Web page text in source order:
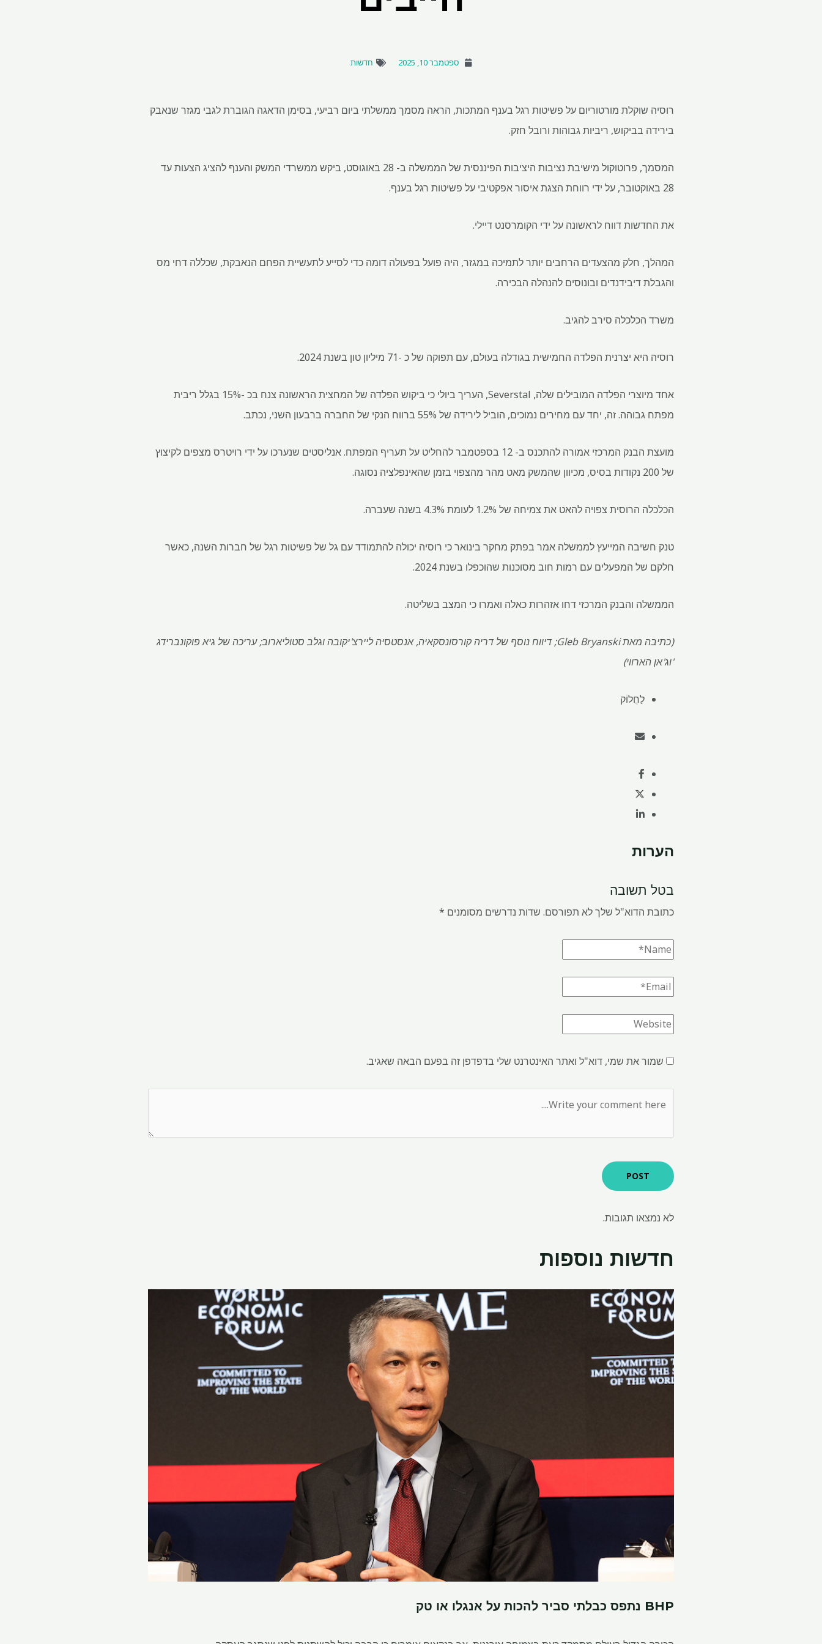
ספטמבר 10, 2025 חדשות
רוסיה שוקלת מורטוריום על פשיטות רגל בענף המתכות, הראה מסמך ממשלתי ביום רביעי, בסימן הדאגה הגוברת לגבי מגזר שנאבק
בירידה בביקוש, ריביות גבוהות ורובל חזק.
המסמך, פרוטוקול מישיבת נציבות היציבות הפיננסית של הממשלה ב- 28 באוגוסט, ביקש ממשרדי המשק והענף להציג הצעות עד
28 באוקטובר, על ידי רווחת הצגת איסור אפקטיבי על פשיטות רגל בענף.
את החדשות דווח לראשונה על ידי הקומרסנט דיילי.
המהלך, חלק מהצעדים הרחבים יותר לתמיכה במגזר, היה פועל בפעולה דומה כדי לסייע לתעשיית הפחם הנאבקת, שכללה דחי מס
והגבלת דיבידנדים ובונוסים להנהלה הבכירה.
משרד הכלכלה סירב להגיב.
רוסיה היא יצרנית הפלדה החמישית בגודלה בעולם, עם תפוקה של כ -71 מיליון טון בשנת 2024.
אחד מיוצרי הפלדה המובילים שלה, Severstal, העריך ביולי כי ביקוש הפלדה של המחצית הראשונה צנח בכ -15% בגלל ריבית
מפתח גבוהה. זה, יחד עם מחירים נמוכים, הוביל לירידה של 55% ברווח הנקי של החברה ברבעון השני, נכתב.
מועצת הבנק המרכזי אמורה להתכנס ב- 12 בספטמבר להחליט על תעריף המפתח. אנליסטים שנערכו על ידי רויטרס מצפים לקיצוץ
של 200 נקודות בסיס, מכיוון שהמשק מאט מהר מהצפוי בזמן שהאינפלציה נסוגה.
הכלכלה הרוסית צפויה להאט את צמיחה של 1.2% לעומת 4.3% בשנה שעברה.
טנק חשיבה המייעץ לממשלה אמר בפתק מחקר בינואר כי רוסיה יכולה להתמודד עם גל של פשיטות רגל של חברות השנה, כאשר
חלקם של המפעלים עם רמות חוב מסוכנות שהוכפלו בשנת 2024.
הממשלה והבנק המרכזי דחו אזהרות כאלה ואמרו כי המצב בשליטה.
(כתיבה מאת Gleb Bryanski; דיווח נוסף של דריה קורסונסקאיה, אנסטסיה ליירצ'יקובה וגלב סטוליארוב; עריכה של גיא פוקונברידג
'וג'אן הארווי)
לַחֲלוֹק
הערות
בטל תשובה
כתובת הדוא"ל שלך לא תפורסם. שדות נדרשים מסומנים *
שמור את שמי, דוא"ל ואתר האינטרנט שלי בדפדפן זה בפעם הבאה שאגיב.
לא נמצאו תגובות.
חדשות נוספות
BHP נתפס כבלתי סביר להכות על אנגלו או טק